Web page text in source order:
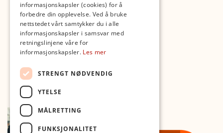
informasjonskapsler (cookies) for å
forbedre din opplevelse. Ved å bruke
nettstedet vårt samtykker du i alle
informasjonskapsler i samsvar med
retningslinjene våre for
informasjonskapsler. Les mer
STRENGT NØDVENDIG
YTELSE
MÅLRETTING
FUNKSJONALITET